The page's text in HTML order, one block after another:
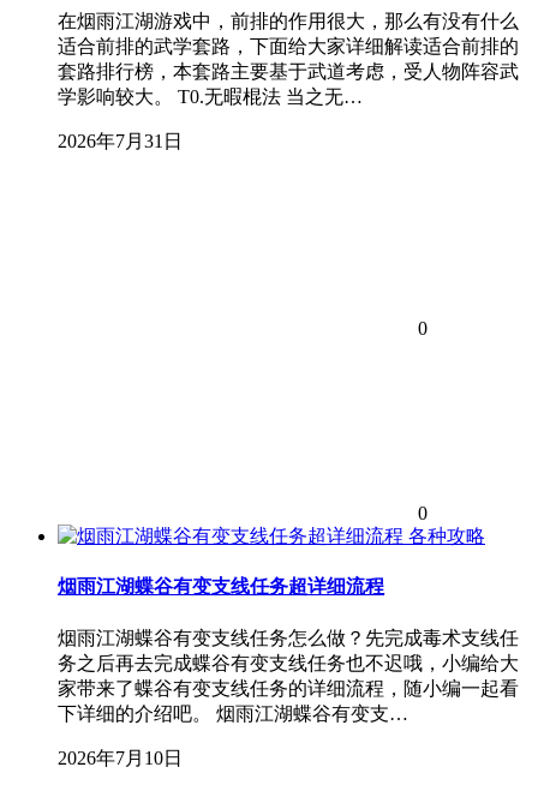
在烟雨江湖游戏中，前排的作用很大，那么有没有什么
适合前排的武学套路，下面给大家详细解读适合前排的
套路排行榜，本套路主要基于武道考虑，受人物阵容武
学影响较大。 T0.无暇棍法 当之无…
2026年7月31日
0
0
各种攻略
烟雨江湖蝶谷有变支线任务超详细流程
烟雨江湖蝶谷有变支线任务怎么做？先完成毒术支线任
务之后再去完成蝶谷有变支线任务也不迟哦，小编给大
家带来了蝶谷有变支线任务的详细流程，随小编一起看
下详细的介绍吧。 烟雨江湖蝶谷有变支…
2026年7月10日